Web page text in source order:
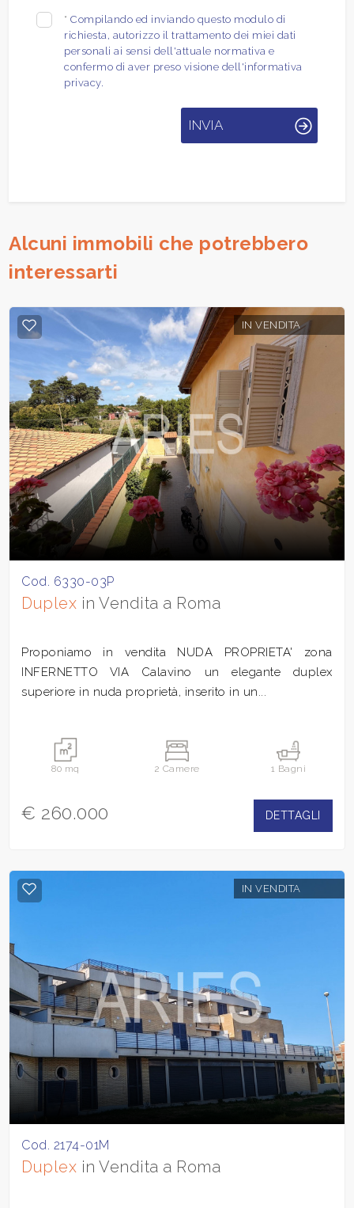
*Compilando ed inviando questo modulo di
richiesta, autorizzo il trattamento dei miei dati
personali ai sensi dell'attuale normativa e
confermo di aver preso visione dell'informativa
privacy.
INVIA
Alcuni immobili che potrebbero
interessarti
IN VENDITA
Cod. 6330-03P
Duplex in Vendita a Roma
Proponiamo in vendita NUDA PROPRIETA' zona
INFERNETTO VIA Calavino un elegante duplex
superiore in nuda proprietà, inserito in un...
80 mq 2 Camere 1 Bagni
€ 260.000 DETTAGLI
IN VENDITA
Cod. 2174-01M
Duplex in Vendita a Roma